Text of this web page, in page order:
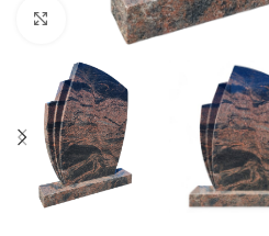
Click to enlarge